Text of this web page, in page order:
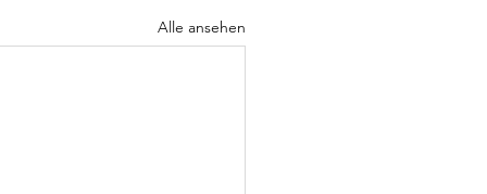
Alle ansehen